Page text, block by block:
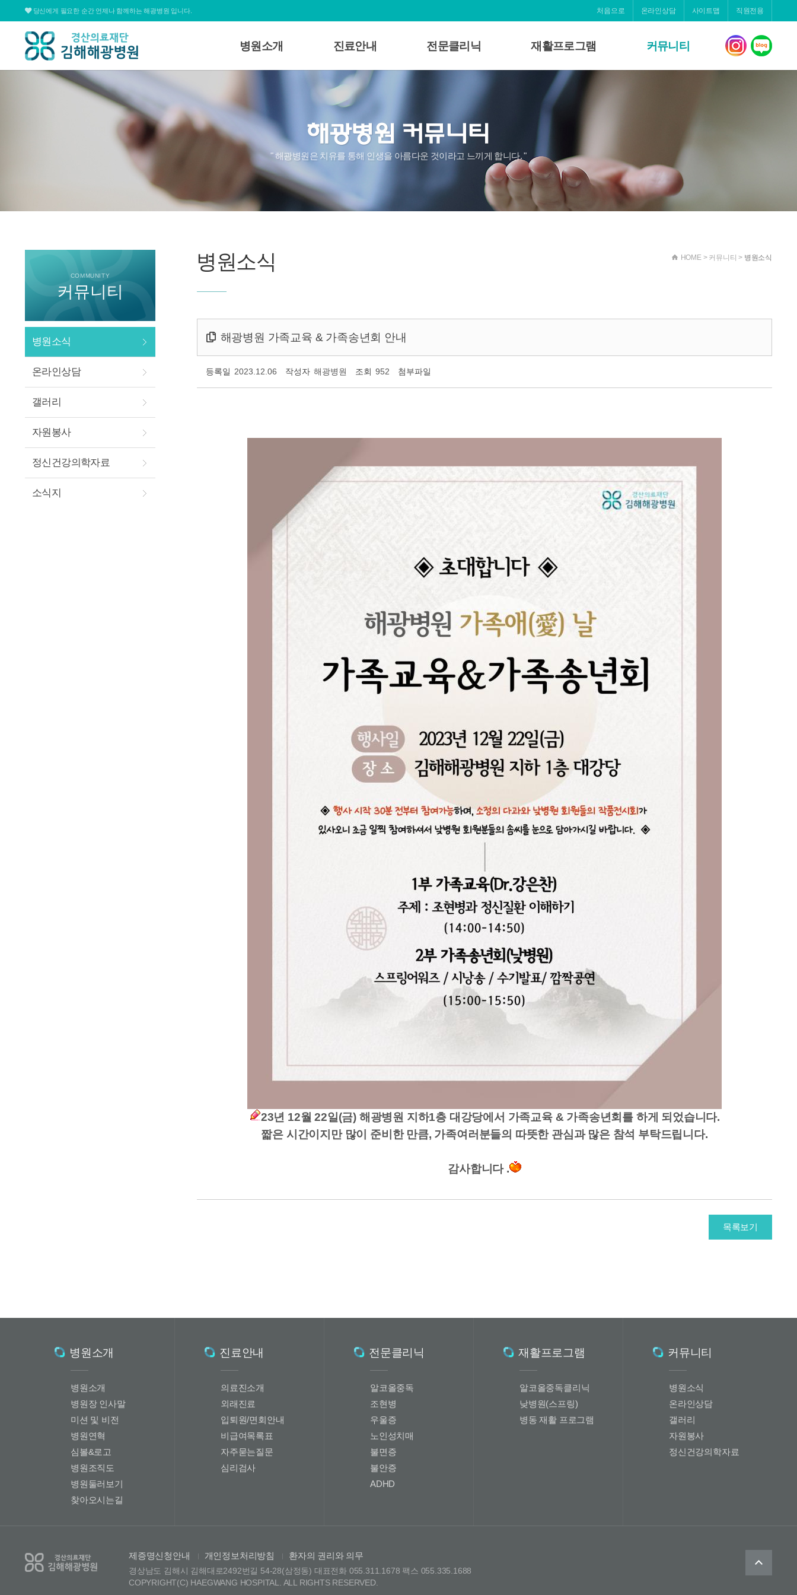
당신에게 필요한 순간 언제나 함께하는 해광병원 입니다. 처음으로 온라인상담 사이트맵 직원전용
병원소개
미션 및 비전
병원연혁
심볼&로고
병원조직도
병원둘러보기
찾아오시는길
진료안내
의료진소개
외래진료
입퇴원/면회안내
비급여목록표
자주묻는질문
심리검사
전문클리닉
노인성치매
불면증
불안증
재활프로그램
알코올중독클리닉
낮병원(스프링)
커뮤니티
정신건강의학자료
대표전화
055.311.1678
09:00 ~ 12:30 / 13:30 ~ 17:00
" 해광병원은 치유를 통해 인생을 아름다운 것이라고 느끼게 합니다. "
COMMUNITY
커뮤니티
병원소식
온라인상담
갤러리
자원봉사
정신건강의학자료
소식지
HOME > 커뮤니티 > 병원소식
병원소식
해광병원 가족교육 & 가족송년회 안내
등록일 2023.12.06 작성자 해광병원 조회 952 첨부파일
23년 12월 22일(금) 해광병원 지하1층 대강당에서 가족교육 & 가족송년회를 하게 되었습니다.
짧은 시간이지만 많이 준비한 만큼, 가족여러분들의 따뜻한 관심과 많은 참석 부탁드립니다.
감사합니다 .
목록보기
병원소개
병원소개
병원장 인사말
미션 및 비전
병원연혁
심볼&로고
병원조직도
병원둘러보기
찾아오시는길
진료안내
의료진소개
외래진료
입퇴원/면회안내
비급여목록표
자주묻는질문
심리검사
전문클리닉
알코올중독
조현병
우울증
노인성치매
불면증
불안증
ADHD
재활프로그램
알코올중독클리닉
낮병원(스프링)
병동 재활 프로그램
커뮤니티
병원소식
온라인상담
갤러리
자원봉사
정신건강의학자료
제증명신청안내 | 개인정보처리방침 | 환자의 권리와 의무
경상남도 김해시 김해대로2492번길 54-28(삼정동) 대표전화 055.311.1678 팩스 055.335.1688
COPYRIGHT(C) HAEGWANG HOSPITAL. ALL RIGHTS RESERVED.